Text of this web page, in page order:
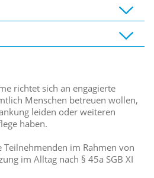
richtet sich an engagierte
Menschen betreuen wollen,
leiden oder weiteren
haben.
Teilnehmenden im Rahmen von
im Alltag nach § 45a SGB XI